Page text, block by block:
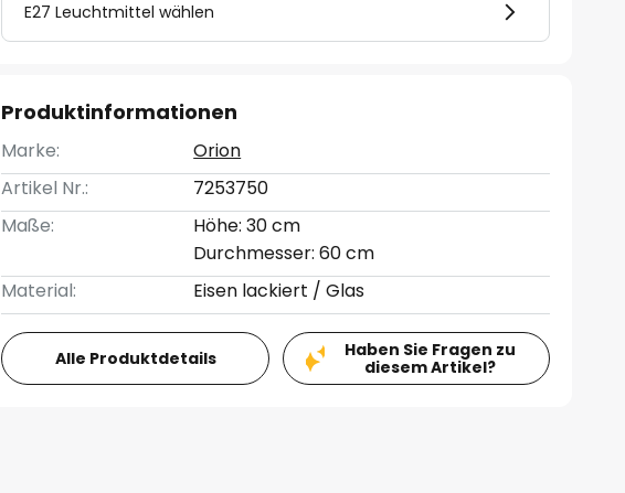
E27 Leuchtmittel wählen
Produktinformationen
Marke:
Orion
Artikel Nr.:
7253750
Maße:
Höhe: 30 cm
Durchmesser: 60 cm
Material:
Eisen lackiert / Glas
Alle Produktdetails
Haben Sie Fragen zu
diesem Artikel?